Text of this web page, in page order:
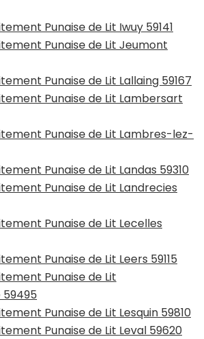
Punaise de Lit Iwuy 59141
Punaise de Lit Jeumont
Punaise de Lit Lallaing 59167
Punaise de Lit Lambersart
Punaise de Lit Lambres-lez-
Punaise de Lit Landas 59310
Punaise de Lit Landrecies
Punaise de Lit Lecelles
Punaise de Lit Leers 59115
Punaise de Lit
Punaise de Lit Lesquin 59810
Punaise de Lit Leval 59620